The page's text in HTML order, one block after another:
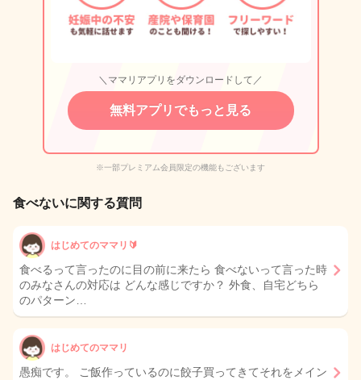
＼ママリアプリをダウンロードして／
無料アプリでもっと見る
※一部プレミアム会員限定の機能もございます
食べないに関する質問
はじめてのママリ🔰
食べるって言ったのに目の前に来たら 食べないって言った時
のみなさんの対応は どんな感じですか？ 外食、自宅どちら
のパターン…
はじめてのママリ
愚痴です。 ご飯作っているのに餃子買ってきてそれをメイン